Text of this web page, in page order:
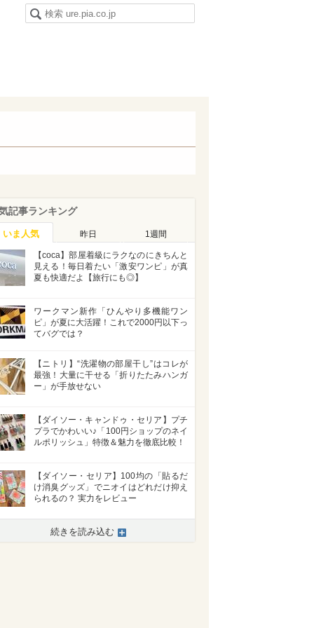
記事ランキング
いま人気 昨日 1週間
【coca】部屋着級にラクなのにきちんと
見える！毎日着たい「激安ワンピ」が真
夏も快適だよ【旅行にも◎】
ワークマン新作「ひんやり多機能ワン
ピ」が夏に大活躍！これで2000円以下っ
てバグでは？
【ニトリ】“洗濯物の部屋干し”はコレが
最強！大量に干せる「折りたたみハンガ
ー」が手放せない
【ダイソー・キャンドゥ・セリア】プチ
プラでかわいい♪「100円ショップのネイ
ルポリッシュ」特徴＆魅力を徹底比較！
【ダイソー・セリア】100均の「貼るだ
け消臭グッズ」でニオイはどれだけ抑え
られるの？ 実力をレビュー
続きを読み込む